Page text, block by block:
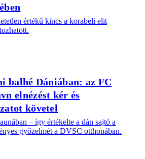
értékű kincs a korabeli elit
balhé Dániában: az FC
elnézést kér és
követel
– így értékelte a dán sajtó a
győzelmét a DVSC otthonában.